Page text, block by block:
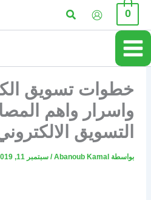
تخطي
المحتوى
0 البحث
خطوات تسويق
واسرار واهم
التسويق
بواسطة Abanoub Kamal
/ سبتمبر 11, 2019